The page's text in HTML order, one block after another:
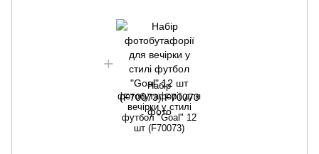
Набір
фотобутафорії для
вечірки у стилі
футбол "Goal" 12
шт (F70073)